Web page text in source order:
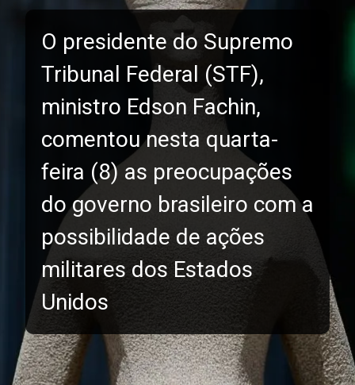
O presidente do Supremo
Tribunal Federal (STF),
ministro Edson Fachin,
comentou nesta quarta-
feira (8) as preocupações
do governo brasileiro com a
possibilidade de ações
militares dos Estados
Unidos